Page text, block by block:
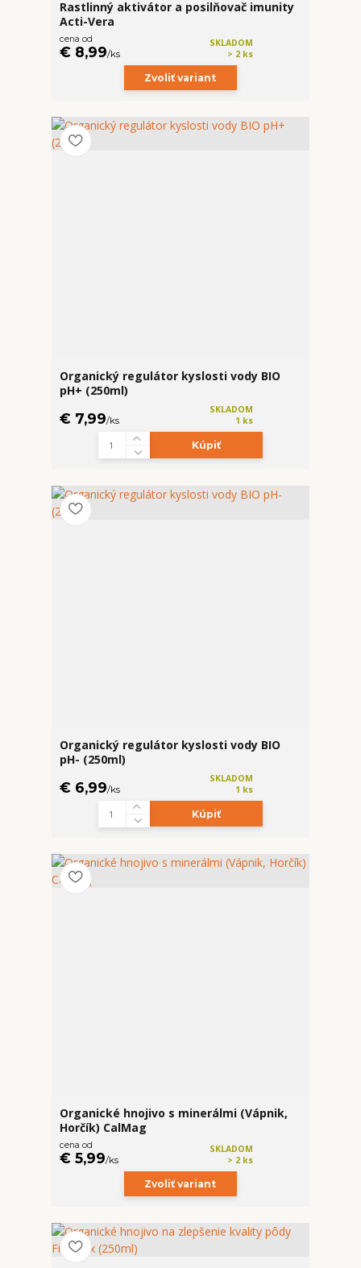
Rastlinný aktivátor a posilňovač imunity
Acti-Vera
cena od
€ 8,99/ks
SKLADOM
> 2 ks
Zvoliť variant
Organický regulátor kyslosti vody BIO
pH+ (250ml)
€ 7,99/ks
SKLADOM
1 ks
Kúpiť
Organický regulátor kyslosti vody BIO
pH- (250ml)
€ 6,99/ks
SKLADOM
1 ks
Kúpiť
Organické hnojivo s minerálmi (Vápnik,
Horčík) CalMag
cena od
€ 5,99/ks
SKLADOM
> 2 ks
Zvoliť variant